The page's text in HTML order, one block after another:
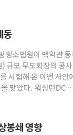
동
항소법원이 백악관
규모 무도회장의 공
시험해 온 이번 사안
맞았다. 워싱턴DC 연
봉쇄 영향